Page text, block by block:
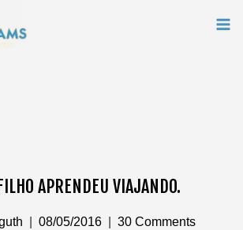
APRENDEU VIAJANDO.
08/05/2016 30 Comments